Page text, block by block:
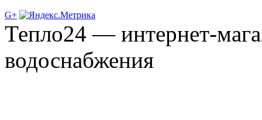
G+
Тепло24 — интернет-
водоснабжения